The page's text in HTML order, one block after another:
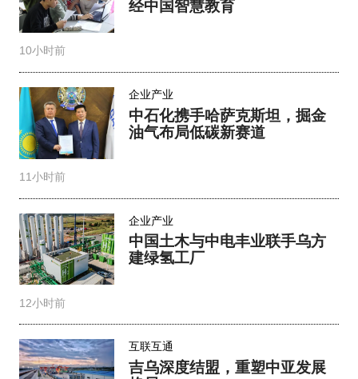
经中国智慧教育
10小时前
企业产业
中石化携手哈萨克斯坦，掘金
油气布局低碳新赛道
11小时前
企业产业
中国土木与中电丰业联手乌方
建绿氢工厂
12小时前
互联互通
吉乌深度结盟，重塑中亚发展